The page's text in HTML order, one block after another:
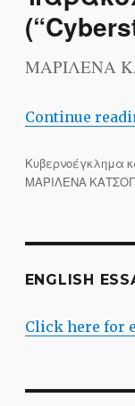
ΜΑΡΙΛΕΝΑ
Continue
Categories
Κυβερνοέγκλημα
ΜΑΡΙΛΕΝΑ
ENGLISH
Click here for